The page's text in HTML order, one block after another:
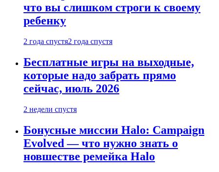
что вы слишком строги к своему
ребенку
2 года спустя2 года спустя
Бесплатные игры на выходные,
которые надо забрать прямо
сейчас, июль 2026
2 недели спустя
Бонусные миссии Halo: Campaign
Evolved — что нужно знать о
новшестве ремейка Halo